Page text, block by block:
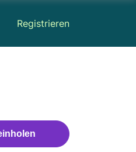
Registrieren